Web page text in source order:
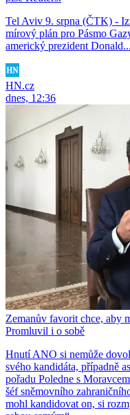
Tel Aviv 9. srpna (ČTK) -
mírový plán pro Pásmo
americký prezident Donald...
HN.cz
dnes, 12:36
Zemanův favorit chce, aby
Promluvil i o sobě
Hnutí ANO si nemůže
svého kandidáta, případně
pořadu Poledne s
šéf sněmovního
mohl kandidovat on, si